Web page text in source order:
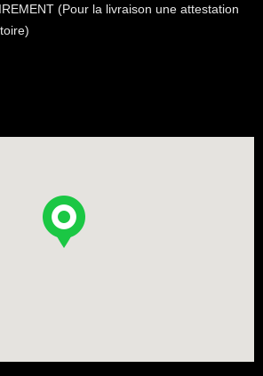
(Pour la livraison une attestation